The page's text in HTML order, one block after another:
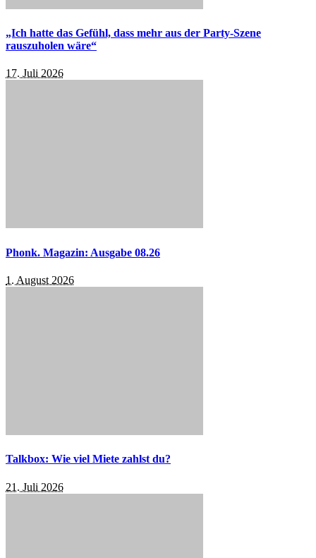
„Ich hatte das Gefühl, dass mehr aus der Party-Szene
rauszuholen wäre“
17. Juli 2026
Phonk. Magazin: Ausgabe 08.26
1. August 2026
Talkbox: Wie viel Miete zahlst du?
21. Juli 2026